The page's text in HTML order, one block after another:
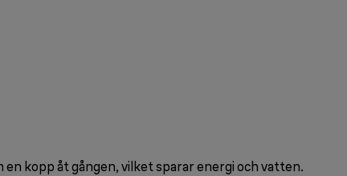
en kopp åt gången, vilket sparar energi och vatten.